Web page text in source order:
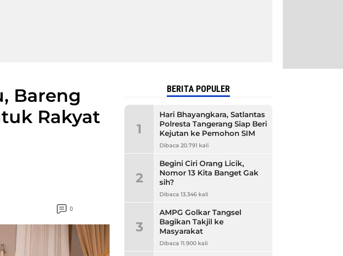
Bareng
Rakyat
0
BERITA POPULER
1
Hari Bhayangkara, Satlantas
Polresta Tangerang Siap Beri
Kejutan ke Pemohon SIM
Dibaca 20.791 kali
2
Begini Ciri Orang Licik,
Nomor 13 Kita Banget Gak
sih?
Dibaca 13.346 kali
3
AMPG Golkar Tangsel
Bagikan Takjil ke
Masyarakat
Dibaca 11.900 kali